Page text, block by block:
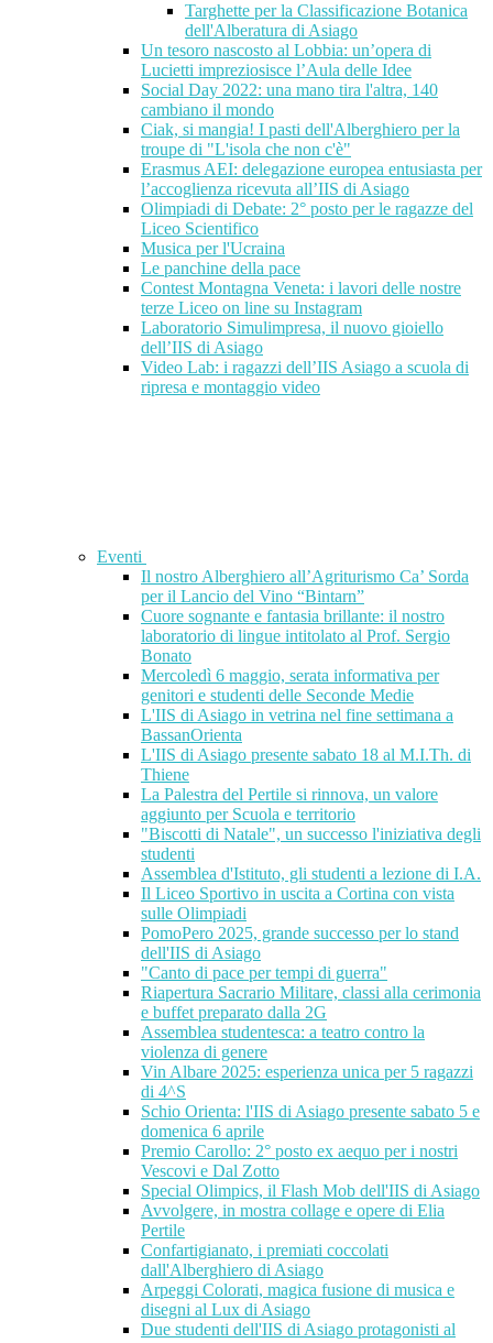
Targhette per la Classificazione Botanica
dell'Alberatura di Asiago
Un tesoro nascosto al Lobbia: un’opera di
Lucietti impreziosisce l’Aula delle Idee
Social Day 2022: una mano tira l'altra, 140
cambiano il mondo
Ciak, si mangia! I pasti dell'Alberghiero per la
troupe di "L'isola che non c'è"
Erasmus AEI: delegazione europea entusiasta per
l’accoglienza ricevuta all’IIS di Asiago
Olimpiadi di Debate: 2° posto per le ragazze del
Liceo Scientifico
Musica per l'Ucraina
Le panchine della pace
Contest Montagna Veneta: i lavori delle nostre
terze Liceo on line su Instagram
Laboratorio Simulimpresa, il nuovo gioiello
dell’IIS di Asiago
Video Lab: i ragazzi dell’IIS Asiago a scuola di
ripresa e montaggio video
Eventi
Il nostro Alberghiero all’Agriturismo Ca’ Sorda
per il Lancio del Vino “Bintarn”
Cuore sognante e fantasia brillante: il nostro
laboratorio di lingue intitolato al Prof. Sergio
Bonato
Mercoledì 6 maggio, serata informativa per
genitori e studenti delle Seconde Medie
L'IIS di Asiago in vetrina nel fine settimana a
BassanOrienta
L'IIS di Asiago presente sabato 18 al M.I.Th. di
Thiene
La Palestra del Pertile si rinnova, un valore
aggiunto per Scuola e territorio
"Biscotti di Natale", un successo l'iniziativa degli
studenti
Assemblea d'Istituto, gli studenti a lezione di I.A.
Il Liceo Sportivo in uscita a Cortina con vista
sulle Olimpiadi
PomoPero 2025, grande successo per lo stand
dell'IIS di Asiago
"Canto di pace per tempi di guerra"
Riapertura Sacrario Militare, classi alla cerimonia
e buffet preparato dalla 2G
Assemblea studentesca: a teatro contro la
violenza di genere
Vin Albare 2025: esperienza unica per 5 ragazzi
di 4^S
Schio Orienta: l'IIS di Asiago presente sabato 5 e
domenica 6 aprile
Premio Carollo: 2° posto ex aequo per i nostri
Vescovi e Dal Zotto
Special Olimpics, il Flash Mob dell'IIS di Asiago
Avvolgere, in mostra collage e opere di Elia
Pertile
Confartigianato, i premiati coccolati
dall'Alberghiero di Asiago
Arpeggi Colorati, magica fusione di musica e
disegni al Lux di Asiago
Due studenti dell'IIS di Asiago protagonisti al